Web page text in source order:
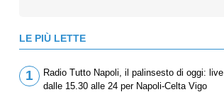
LE PIÙ LETTE
1
Radio Tutto Napoli, il palinsesto di oggi: live
dalle 15.30 alle 24 per Napoli-Celta Vigo